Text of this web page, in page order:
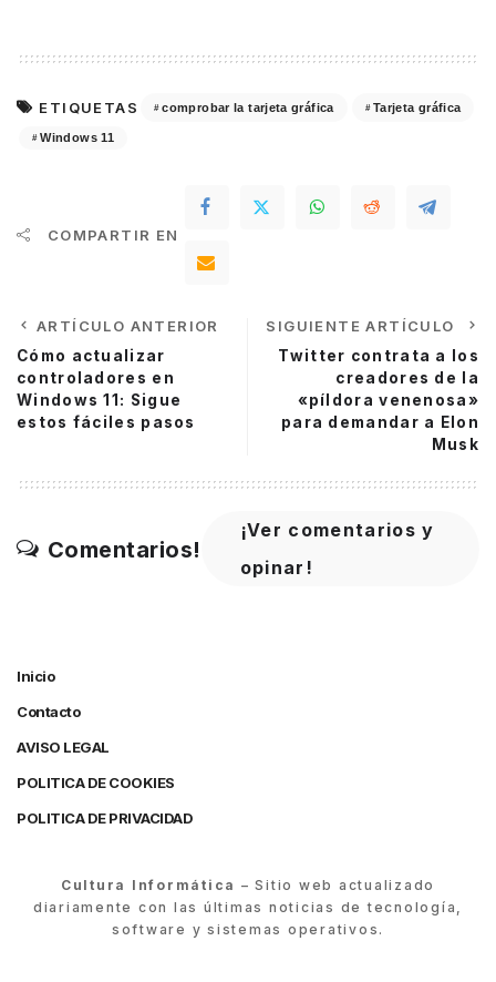
ETIQUETAS comprobar la tarjeta gráfica Tarjeta gráfica
Windows 11
COMPARTIR EN
ARTÍCULO ANTERIOR
Cómo actualizar
controladores en
Windows 11: Sigue
estos fáciles pasos
SIGUIENTE ARTÍCULO
Twitter contrata a los
creadores de la
«píldora venenosa»
para demandar a Elon
Musk
Comentarios!
¡Ver comentarios y
opinar!
Inicio
Contacto
AVISO LEGAL
POLITICA DE COOKIES
POLITICA DE PRIVACIDAD
Cultura Informática – Sitio web actualizado
diariamente con las últimas noticias de tecnología,
software y sistemas operativos.